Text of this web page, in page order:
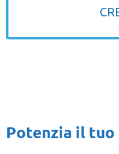
Potenzia il tuo